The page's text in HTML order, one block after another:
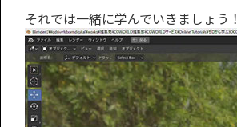
それでは一緒に学んでいきましょう！